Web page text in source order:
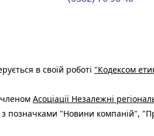
в своїй роботі "Кодексом
Асоціації Незалежні
позначками "Новини компаній",